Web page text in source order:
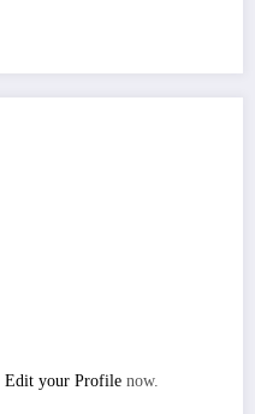
Edit your Profile now.